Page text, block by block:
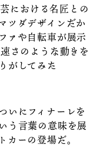
における名匠との
ツダデザインだか
ァや自転車が展示
さのような動きを
がしてみた
いにフィナーレを
う言葉の意味を展
ーの登場だ。